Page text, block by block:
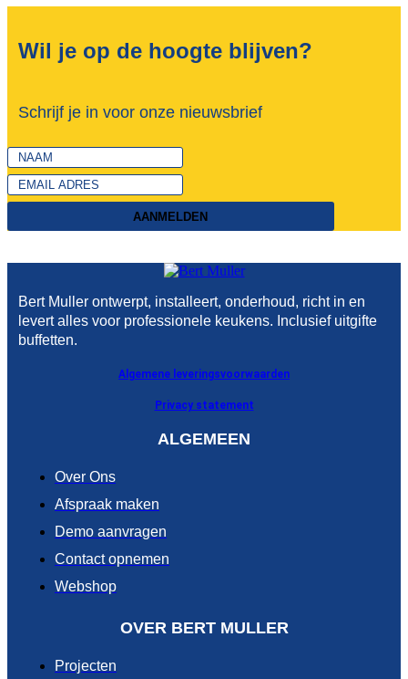
Wil je op de hoogte blijven?
Schrijf je in voor onze nieuwsbrief
AANMELDEN
Bert Muller ontwerpt, installeert, onderhoud, richt in en
levert alles voor professionele keukens. Inclusief uitgifte
buffetten.
Algemene leveringsvoorwaarden
Privacy statement
ALGEMEEN
Over Ons
Afspraak maken
Demo aanvragen
Contact opnemen
Webshop
OVER BERT MULLER
Projecten